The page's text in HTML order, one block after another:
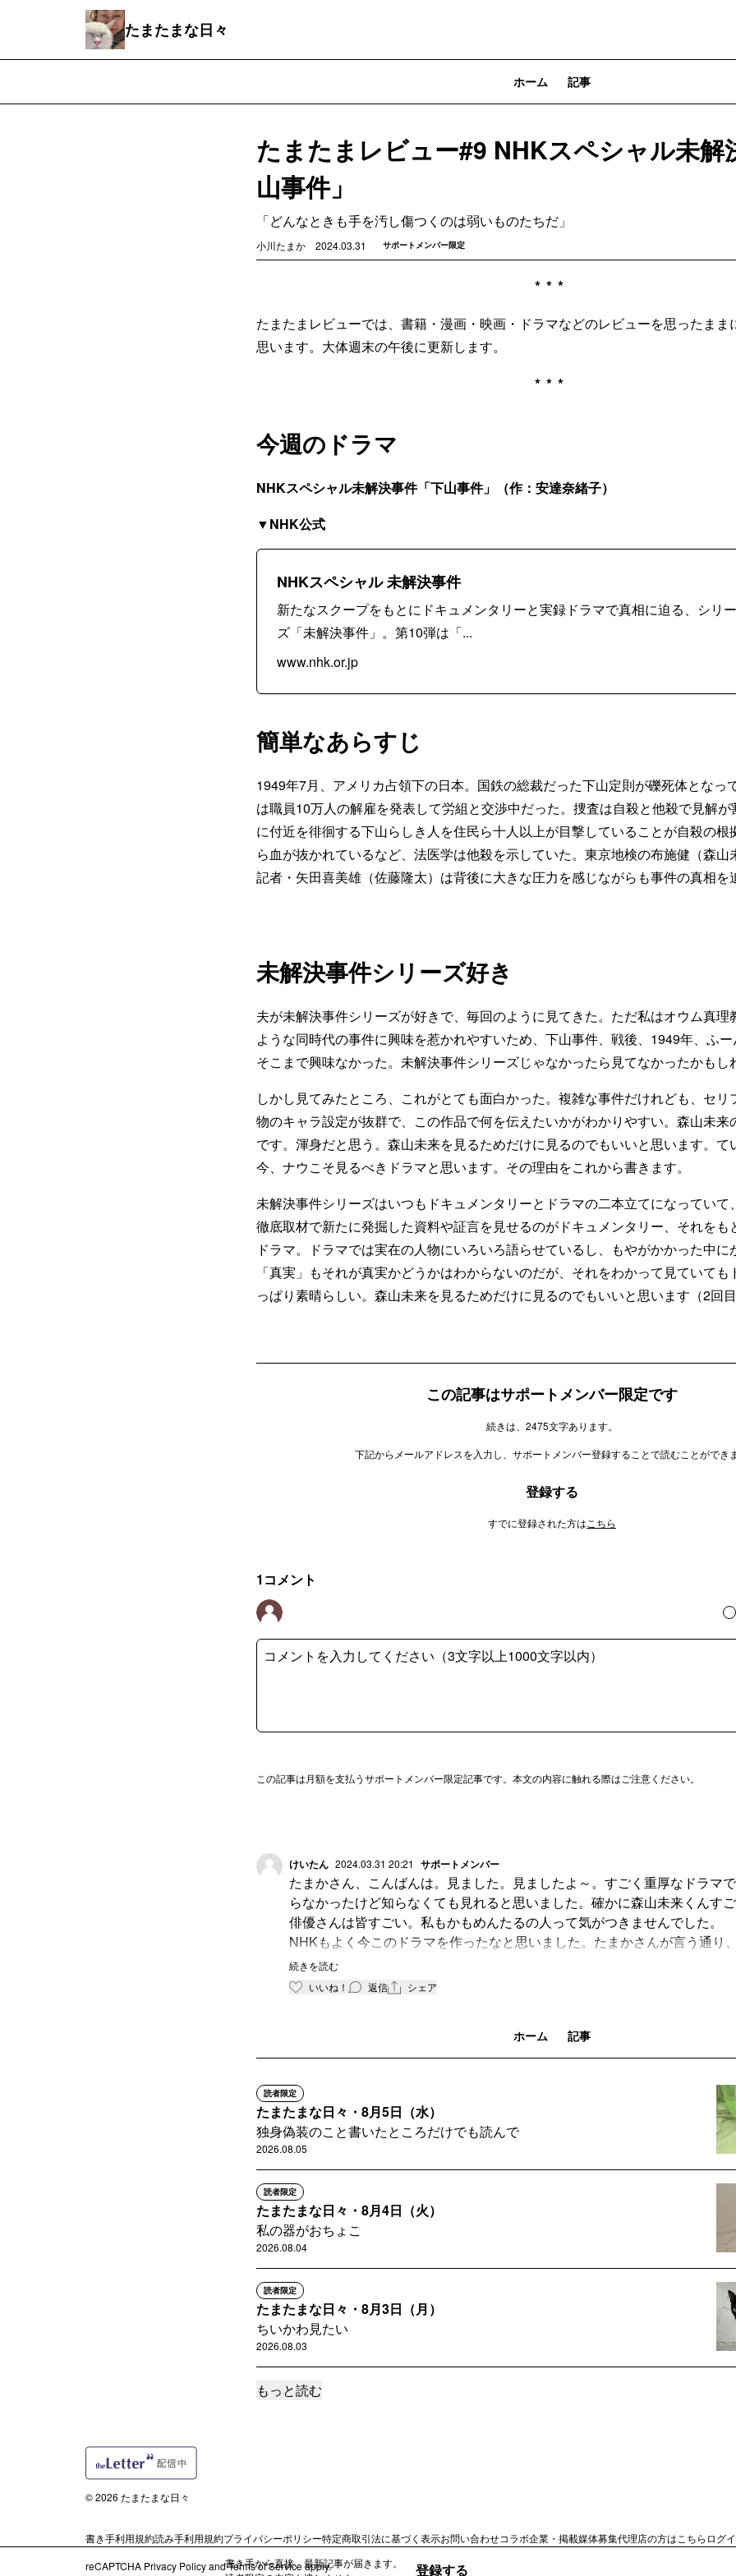
たまたまな日々
ホーム 記事
たまたまレビュー#9 NHKスペシャル未解
山事件」
「どんなときも手を汚し傷つくのは弱いものたちだ」
小川たまか 2024.03.31 サポートメンバー限定
***
たまたまレビューでは、書籍・漫画・映画・ドラマなどのレビューを思ったまま
思います。大体週末の午後に更新します。
***
今週のドラマ
NHKスペシャル未解決事件「下山事件」（作：安達奈緒子）
▼NHK公式
NHKスペシャル 未解決事件
新たなスクープをもとにドキュメンタリーと実録ドラマで真相に迫る、シリー
ズ「未解決事件」。第10弾は「...
www.nhk.or.jp
簡単なあらすじ
1949年7月、アメリカ占領下の日本。国鉄の総裁だった下山定則が礫死体となっ
は職員10万人の解雇を発表して労組と交渉中だった。捜査は自殺と他殺で見解
に付近を徘徊する下山らしき人を住民ら十人以上が目撃していることが自殺の根
ら血が抜かれているなど、法医学は他殺を示していた。東京地検の布施健（森山
記者・矢田喜美雄（佐藤隆太）は背後に大きな圧力を感じながらも事件の真相を
未解決事件シリーズ好き
夫が未解決事件シリーズが好きで、毎回のように見てきた。ただ私はオウム真理
ような同時代の事件に興味を惹かれやすいため、下山事件、戦後、1949年、ふ
そこまで興味なかった。未解決事件シリーズじゃなかったら見てなかったかもし
しかし見てみたところ、これがとても面白かった。複雑な事件だけれども、セリ
物のキャラ設定が抜群で、この作品で何を伝えたいかがわかりやすい。森山未来
です。渾身だと思う。森山未来を見るためだけに見るのでもいいと思います。て
今、ナウこそ見るべきドラマと思います。その理由をこれから書きます。
未解決事件シリーズはいつもドキュメンタリーとドラマの二本立てになっていて
徹底取材で新たに発掘した資料や証言を見せるのがドキュメンタリー、それをも
ドラマ。ドラマでは実在の人物にいろいろ語らせているし、もやがかかった中
「真実」もそれが真実かどうかはわからないのだが、それをわかって見ていて
っぱり素晴らしい。森山未来を見るためだけに見るのでもいいと思います（2回
この記事はサポートメンバー限定です
続きは、2475文字あります。
下記からメールアドレスを入力し、サポートメンバー登録することで読むことができ
登録する
すでに登録された方は こちら
1 コメント
この記事は月額を支払うサポートメンバー限定記事です。本文の内容に触れる際はご注意ください。
けいたん 2024.03.31 20:21 サポートメンバー
たまかさん、こんばんは。見ました。見ましたよ～。すごく重厚なドラマ
らなかったけど知らなくても見れると思いました。確かに森山未来くんす
俳優さんは皆すごい。私もかもめんたるの人って気がつきませんでした。
NHKもよく今このドラマを作ったなと思いました。たまかさんが言う通り
に通じるものがあるし、政治家はいつも人一人の命なんて国家の存続に比
なもんだという思考で動いているんだなと思います。
そしてたまかさんの最後の一言に吹き出しました。女たちどこへ行った～
続きを読む
いいね！
返信 シェア
ホーム 記事
読者限定
たまたまな日々・8月5日（水）
独身偽装のこと書いたところだけでも読んで
2026.08.05
読者限定
たまたまな日々・8月4日（火）
私の器がおちょこ
2026.08.04
読者限定
たまたまな日々・8月3日（月）
ちいかわ見たい
2026.08.03
サポートメンバー限定
2026.07.28
もっと読む
書き手から直接、最新記事が届きます。
登録する
© 2026 たまたまな日々
書き手利用規約読み手利用規約プライバシーポリシー特定商取引法に基づく表示お問い合わせコラボ企業・掲載媒体募集代理店の方はこちら ログ
reCAPTCHA Privacy PolicyandTerms of Serviceapply.